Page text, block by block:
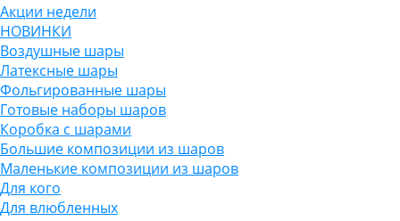
Акции недели
НОВИНКИ
Воздушные шары
Латексные шары
Фольгированные шары
Готовые наборы шаров
Коробка с шарами
Большие композиции из шаров
Маленькие композиции из шаров
Для кого
Для влюбленных